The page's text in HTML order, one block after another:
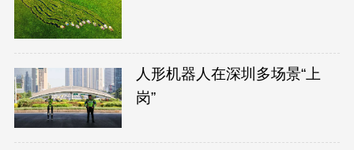
人形机器人在深圳多场景“上
岗”